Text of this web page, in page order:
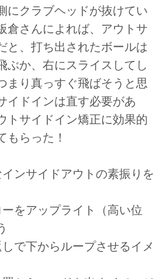
にクラブヘッドが抜けてい
倉さんによれば、アウトサ
と、打ち出されたボールは
ぶか、右にスライスしてし
まり真っすぐ飛ばそうと思
イドインは直す必要があ
トサイドイン矯正に効果的
もらった！
ンサイドアウトの素振りを
をアップライト（高い位
で下からループさせるイメ